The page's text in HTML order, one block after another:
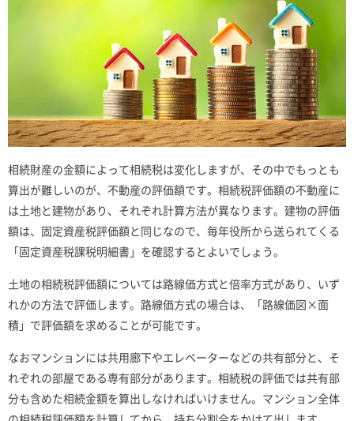
相続財産の金額によって相続税は変化しますが、その中でもっとも
算出が難しいのが、不動産の評価額です。相続税評価額の不動産に
は土地と建物があり、それぞれ計算方法が異なります。建物の評価
額は、固定資産税評価額と同じなので、毎年役所から送られてくる
「固定資産税課税明細書」を確認するとよいでしょう。
土地の相続税評価額については路線価方式と倍率方式があり、いず
れかの方法で評価します。路線価方式の場合は、「路線価図×面
積」で評価額を求めることが可能です。
なおマンションには共用廊下やエレベーターなどの共有部分と、そ
れぞれの部屋である専有部分があります。相続税の評価では共有部
分も含めた相続金額を算出しなければいけません。マンション全体